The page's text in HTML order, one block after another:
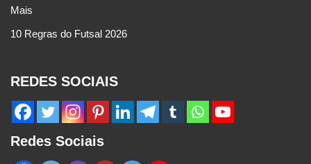
Mais
10 Regras do Futsal 2026
REDES SOCIAIS
Redes Sociais